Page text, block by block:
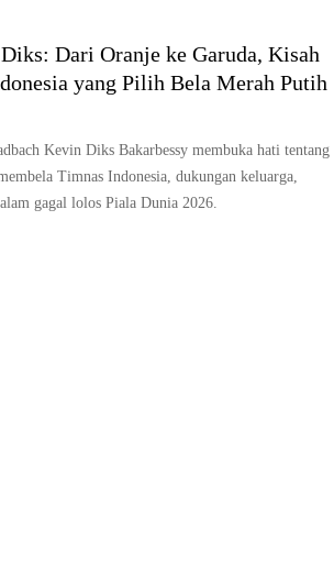
Dari Oranje ke Garuda, Kisah
yang Pilih Bela Merah Putih
Kevin Diks Bakarbessy membuka hati tentang
Timnas Indonesia, dukungan keluarga,
gagal lolos Piala Dunia 2026.